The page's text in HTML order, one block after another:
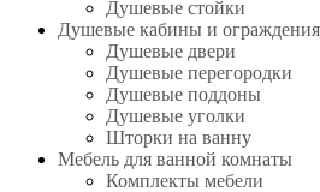
Душевые стойки
Душевые кабины и ограждения
Душевые двери
Душевые перегородки
Душевые поддоны
Душевые уголки
Шторки на ванну
Мебель для ванной комнаты
Комплекты мебели